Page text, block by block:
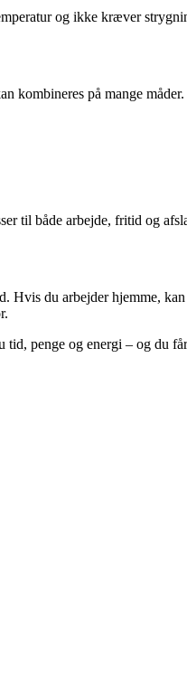
og ikke kræver
kombineres på mange
til både arbejde, fritid og
Hvis du arbejder hjemme,
penge og energi – og du